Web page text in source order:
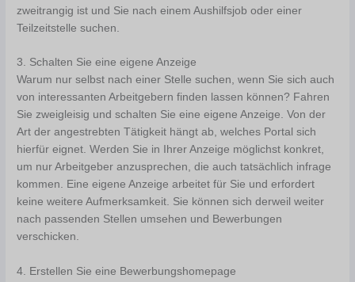
zweitrangig ist und Sie nach einem Aushilfsjob oder einer
Teilzeitstelle suchen.
3. Schalten Sie eine eigene Anzeige
Warum nur selbst nach einer Stelle suchen, wenn Sie sich auch
von interessanten Arbeitgebern finden lassen können? Fahren
Sie zweigleisig und schalten Sie eine eigene Anzeige. Von der
Art der angestrebten Tätigkeit hängt ab, welches Portal sich
hierfür eignet. Werden Sie in Ihrer Anzeige möglichst konkret,
um nur Arbeitgeber anzusprechen, die auch tatsächlich infrage
kommen. Eine eigene Anzeige arbeitet für Sie und erfordert
keine weitere Aufmerksamkeit. Sie können sich derweil weiter
nach passenden Stellen umsehen und Bewerbungen
verschicken.
4. Erstellen Sie eine Bewerbungshomepage